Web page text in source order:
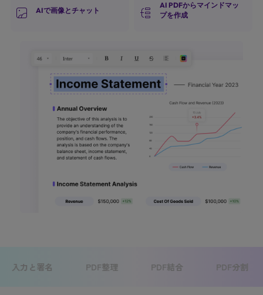
AIで画像とチャット
AI PDFからマインドマッ
プを作成
署名 PDF整理 PDF結合 PDF分割